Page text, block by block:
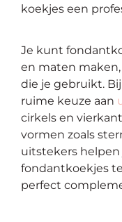
koekjes een
Je kunt
en maten
die je gebruikt.
ruime keuze aan
cirkels en
vormen zoals
uitstekers
fondantkoekjes
perfect